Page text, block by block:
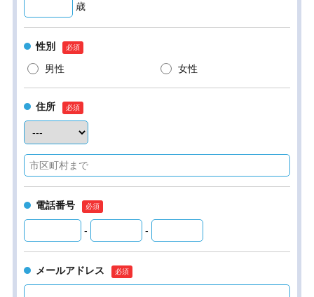
歳
性別
男性
女性
住所
電話番号
- -
メールアドレス